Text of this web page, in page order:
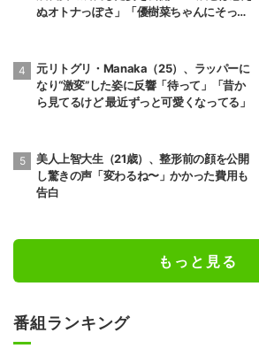
ぬオトナっぽさ」「優樹菜ちゃんにそっく
元リトグリ・Manaka（25）、ラッパーに
なり“激変”した姿に反響「待って」「昔か
ら見てるけど 最近ずっと可愛くなってる」
美人上智大生（21歳）、整形前の顔を公開
し驚きの声「変わるね〜」かかった費用も
告白
もっと見る
番組ランキング